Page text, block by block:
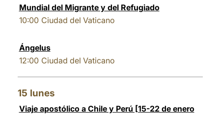
Mundial del Migrante y del Refugiado
10:00 Ciudad del Vaticano
Ángelus
12:00 Ciudad del Vaticano
15 lunes
Viaje apostólico a Chile y Perú [15-22 de enero